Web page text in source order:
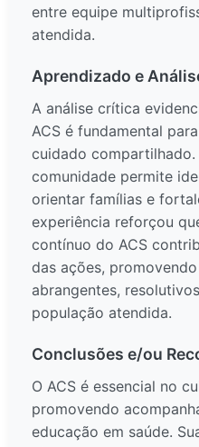
entre equipe
atendida.
Aprendizado e
A análise crítica
ACS é fundamental
cuidado
comunidade permite
orientar famílias e
experiência reforçou
contínuo do ACS
das ações,
abrangentes,
população atendida.
Conclusões e/ou
O ACS é essencial no
promovendo
educação em saúde.